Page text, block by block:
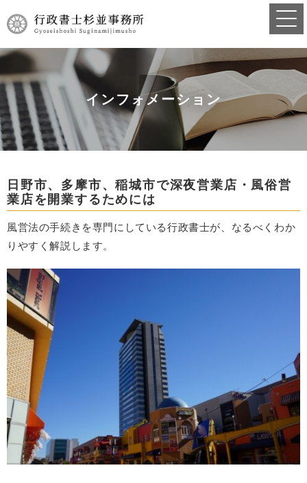
インフォメーション
日野市、多摩市、稲城市で深夜営業店・風俗営
業店を開業するためには
風営法の手続きを専門にしている行政書士が、なるべくわか
りやすく解説します。